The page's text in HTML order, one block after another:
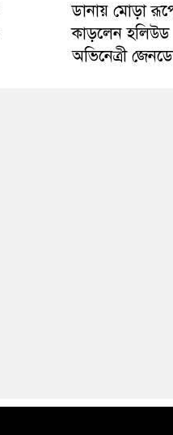
ডানায় মোড়া
কাড়লেন হলিউড
অভিনেত্রী